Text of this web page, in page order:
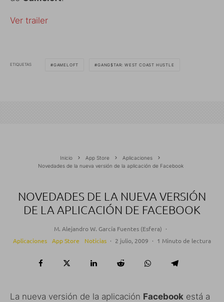
Ver trailer
ETIQUETAS GAMELOFT GANG$TAR: WEST COAST HUSTLE
Inicio App Store
Aplicaciones
Novedades de la nueva versión de la aplicación de Facebook
NOVEDADES DE LA NUEVA VERSIÓN
DE LA APLICACIÓN DE FACEBOOK
M. Alejandro W. García Fuentes (Esfera) ·
Aplicaciones
App Store Noticias · 2 julio, 2009 · 1 Minuto de lectura
La nueva versión de la aplicación Facebook está a